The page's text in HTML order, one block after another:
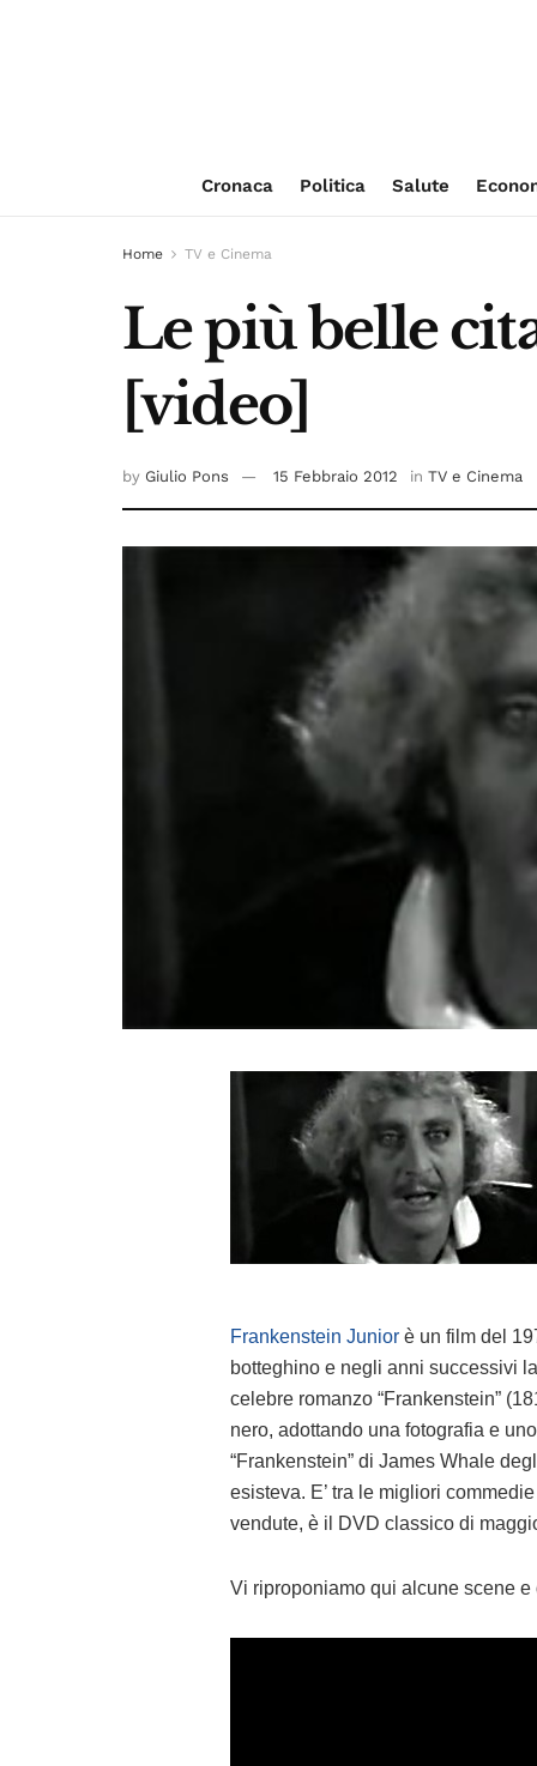
Cronaca Politica Salute
Home TV e Cinema
Le più belle
[video]
by Giulio Pons 15 Febbraio 2012 in TV e Cinema
Frankenstein Junior è un film del
botteghino e negli anni successivi
celebre romanzo “Frankenstein”
nero, adottando una fotografia e
“Frankenstein” di James Whale
esisteva. E’ tra le migliori
vendute, è il DVD classico di
Vi riproponiamo qui alcune scene